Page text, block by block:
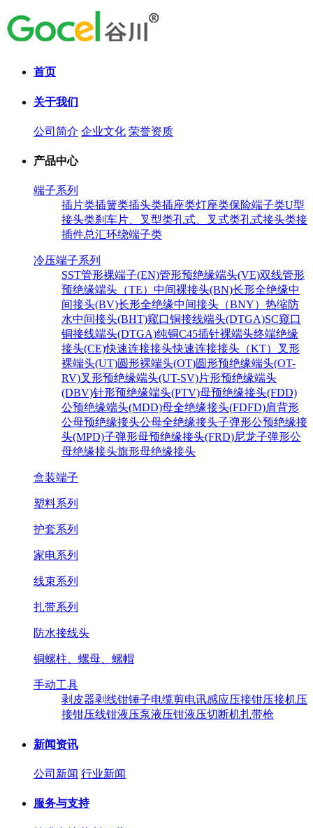
首页
关于我们
公司简介 企业文化 荣誉资质
产品中心
端子系列
插片类插簧类插头类插座类灯座类保险端子类U型
接头类刹车片、叉型类孔式、叉式类孔式接头类接
插件总汇环绕端子类
冷压端子系列
SST管形裸端子(EN)管形预绝缘端头(VE)双线管形
预绝缘端头（TE） 中间裸接头(BN)长形全绝缘中
间接头(BV)长形全绝缘中间接头（BNY） 热缩防
水中间接头(BHT)窥口铜接线端头(DTGA)SC窥口
铜接线端头(DTGA)纯铜C45插针裸端头终端绝缘
接头(CE)快速连接接头快速连接接头（KT）
叉形
裸端头(UT)圆形裸端头(OT)圆形预绝缘端头(OT-
RV)叉形预绝缘端头(UT-SV)片形预绝缘端头
(DBV)针形预绝缘端头(PTV)母预绝缘接头(FDD)
公预绝缘端头(MDD)母全绝缘接头(FDFD)肩背形
公母预绝缘接头公母全绝缘接头子弹形公预绝缘接
头(MPD)子弹形母预绝缘接头(FRD)尼龙子弹形公
母绝缘接头旗形母绝缘接头
盒装端子
塑料系列
护套系列
家电系列
线束系列
扎带系列
防水接线头
铜螺柱、螺母、螺帽
手动工具
剥皮器剥线钳锤子电缆剪电讯感应压接钳压接机压
接钳压线钳液压泵液压钳液压切断机扎带枪
新闻资讯
公司新闻 行业新闻
服务与支持